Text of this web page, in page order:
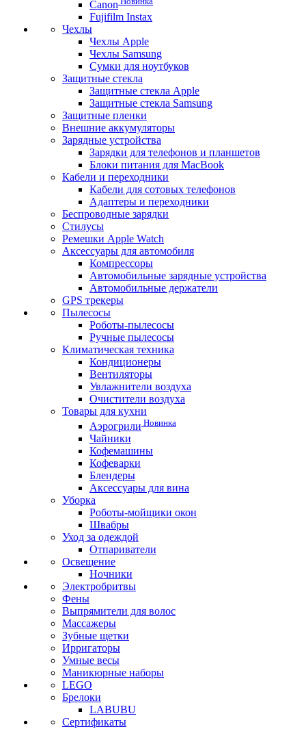
Canon
Fujifilm Instax
Чехлы
Чехлы Apple
Чехлы Samsung
Сумки для ноутбуков
Защитные стекла
Защитные стекла Apple
Защитные стекла Samsung
Защитные пленки
Внешние аккумуляторы
Зарядные устройства
Зарядки для телефонов и планшетов
Блоки питания для MacBook
Кабели и переходники
Кабели для сотовых телефонов
Адаптеры и переходники
Беспроводные зарядки
Стилусы
Ремешки Apple Watch
Аксессуары для автомобиля
Компрессоры
Автомобильные зарядные устройства
Автомобильные держатели
GPS трекеры
Пылесосы
Роботы-пылесосы
Ручные пылесосы
Климатическая техника
Кондиционеры
Вентиляторы
Увлажнители воздуха
Очистители воздуха
Товары для кухни
Аэрогрили Новинка
Чайники
Кофемашины
Кофеварки
Блендеры
Аксессуары для вина
Уборка
Роботы-мойщики окон
Швабры
Уход за одеждой
Отпариватели
Освещение
Ночники
Электробритвы
Фены
Выпрямители для волос
Массажеры
Зубные щетки
Ирригаторы
Умные весы
Маникюрные наборы
LEGO
Брелоки
LABUBU
Сертификаты